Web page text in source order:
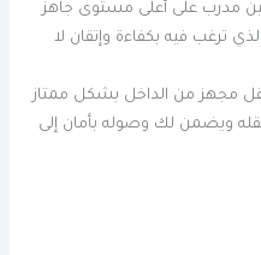
مدرب على أعلى مستوى جاهز
ترغب فيه بكفاءة وإتقان لا
مجهز من الداخل بشكل ممتاز
ويضمن لك وصوله بأمان إلى